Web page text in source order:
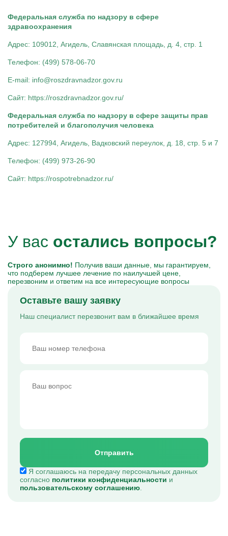
Федеральная служба по надзору в сфере
здравоохранения
Адрес: 109012, Агидель, Славянская площадь, д. 4, стр. 1
Телефон: (499) 578-06-70
E-mail: info@roszdravnadzor.gov.ru
Сайт: https://roszdravnadzor.gov.ru/
Федеральная служба по надзору в сфере защиты прав
потребителей и благополучия человека
Адрес: 127994, Агидель, Вадковский переулок, д. 18, стр. 5 и 7
Телефон: (499) 973-26-90
Сайт: https://rospotrebnadzor.ru/
У вас остались вопросы?
Строго анонимно! Получив ваши данные, мы гарантируем,
что подберем лучшее лечение по наилучшей цене,
перезвоним и ответим на все интересующие вопросы
Оставьте вашу заявку
Наш специалист перезвонит вам в ближайшее время
Отправить
Я соглашаюсь на передачу персональных данных
согласно политики конфиденциальности и
пользовательскому соглашению